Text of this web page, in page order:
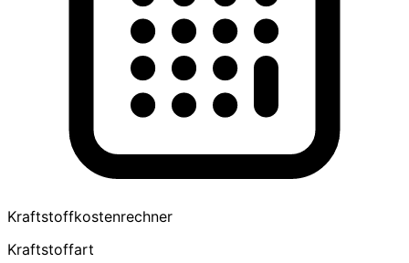
Kraftstoffkostenrechner
Kraftstoffart